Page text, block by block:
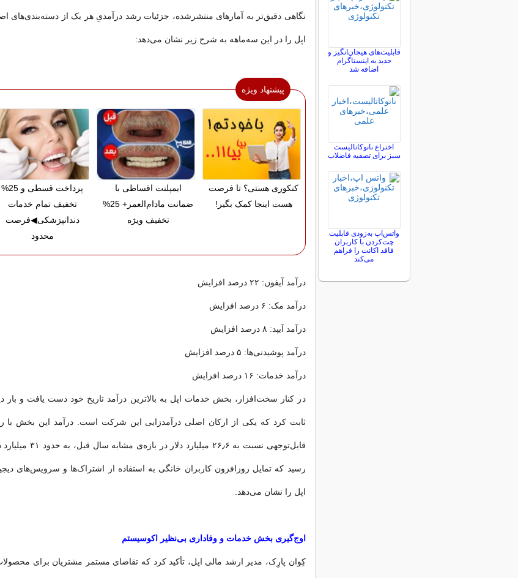
نگاهی دقیق‌تر به آمارهای منتشرشده، جزئیات رشد درآمدیِ هر یک از دسته‌بندی‌های
اپل را در این سه‌ماهه به شرح زیر نشان می‌دهد:
پیشنهاد ویژه
کنکوری هستی؟ تا فرصت
هست اینجا کمک بگیر!
ایمپلنت اقساطی با
ضمانت مادام‌العمر+ 25%
تخفیف ویژه
پرداخت قسطی و 25%
تخفیف تمام خدمات
دندانپزشکی◀فرصت
محدود
درآمد آیفون: ۲۲ درصد افزایش
درآمد مک: ۶ درصد افزایش
درآمد آیپد: ۸ درصد افزایش
درآمد پوشیدنی‌ها: ۵ درصد افزایش
درآمد خدمات: ۱۶ درصد افزایش
در کنار سخت‌افزار، بخش خدمات اپل به بالاترین درآمد تاریخ خود دست یافت و بار
ثابت کرد که یکی از ارکان اصلی درآمدزایی این شرکت است. درآمد این بخش با
قابل‌توجهی نسبت به ۲۶٫۶ میلیارد دلار در بازه‌ی مشابه سال
رسید که تمایل روزافزون کاربران خانگی به استفاده از اشتراک‌ها و سرویس‌های
اپل را نشان می‌دهد.
اوج‌گیری بخش خدمات و وفاداری بی‌نظیر اکوسیستم
کِوان پارِک، مدیر ارشد مالی اپل، تأکید کرد که تقاضای مستمر مشتریان برای
قابلیت‌های هیجان‌انگیز و
جدید به اینستاگرام
اضافه شد
اختراع نانوکاتالیست
سبز برای تصفیه فاضلاب
واتس‌اپ به‌زودی قابلیت
چت‌کردن با کاربران
فاقد اکانت را فراهم
می‌کند